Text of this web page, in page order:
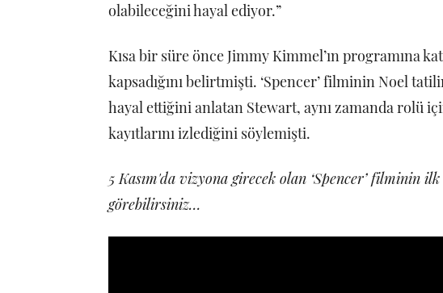
olabileceğini hayal ediyor.”
Kısa bir süre önce Jimmy Kimmel’ın programına
kapsadığını belirtmişti. ‘Spencer’ filminin Noel
hayal ettiğini anlatan Stewart, aynı zamanda rolü
kayıtlarını izlediğini söylemişti.
5 Kasım'da vizyona girecek olan ‘Spencer’ filminin ilk
görebilirsiniz…